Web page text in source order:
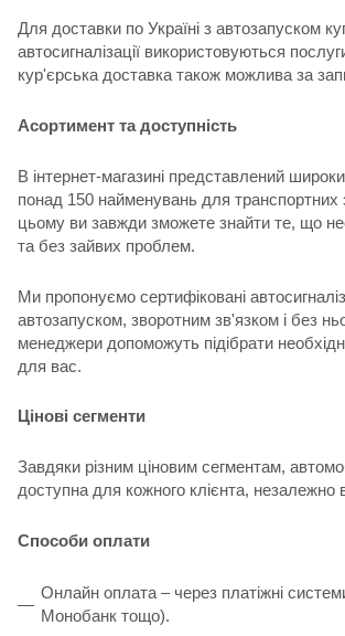
Для доставки по Україні з автозапуском
автосигналізації використовуються
кур'єрська доставка також можлива за
Асортимент та доступність
В інтернет-магазині представлений
понад 150 найменувань для транспортних
цьому ви завжди зможете знайти те, що
та без зайвих проблем.
Ми пропонуємо сертифіковані
автозапуском, зворотним зв'язком і без
менеджери допоможуть підібрати
для вас.
Цінові сегменти
Завдяки різним ціновим сегментам,
доступна для кожного клієнта, незалежно
Способи оплати
Онлайн оплата – через платіжні
Монобанк тощо).